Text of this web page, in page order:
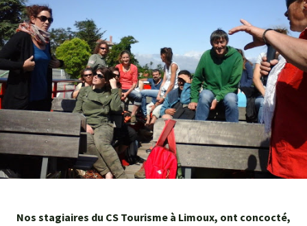
Nos stagiaires du CS Tourisme à Limoux, ont concocté,